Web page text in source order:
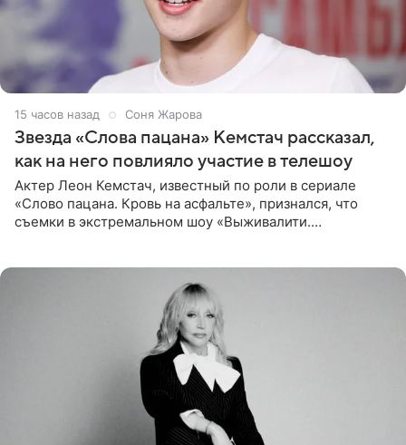
15 часов назад Соня Жарова
Звезда «Слова пацана» Кемстач рассказал,
как на него повлияло участие в телешоу
Актер Леон Кемстач, известный по роли в сериале
«Слово пацана. Кровь на асфальте», признался, что
съемки в экстремальном шоу «Выживалити.